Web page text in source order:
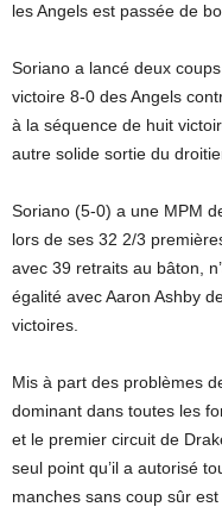
les Angels est passée de
Soriano a lancé deux
victoire 8-0 des Angels
à la séquence de huit
autre solide sortie du
Soriano (5-0) a une MPM
lors de ses 32 2/3
avec 39 retraits au bâton,
égalité avec Aaron Ashby
victoires.
Mis à part des problèmes
dominant dans toutes les
et le premier circuit de
seul point qu’il a autorisé
manches sans coup sûr